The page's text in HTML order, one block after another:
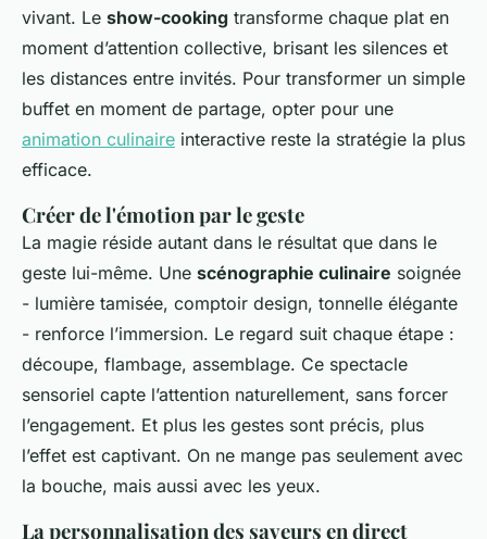
vivant. Le show-cooking transforme chaque plat en
moment d’attention collective, brisant les silences et
les distances entre invités. Pour transformer un simple
buffet en moment de partage, opter pour une
animation culinaire interactive reste la stratégie la plus
efficace.
Créer de l'émotion par le geste
La magie réside autant dans le résultat que dans le
geste lui-même. Une scénographie culinaire soignée
- lumière tamisée, comptoir design, tonnelle élégante
- renforce l’immersion. Le regard suit chaque étape :
découpe, flambage, assemblage. Ce spectacle
sensoriel capte l’attention naturellement, sans forcer
l’engagement. Et plus les gestes sont précis, plus
l’effet est captivant. On ne mange pas seulement avec
la bouche, mais aussi avec les yeux.
La personnalisation des saveurs en direct